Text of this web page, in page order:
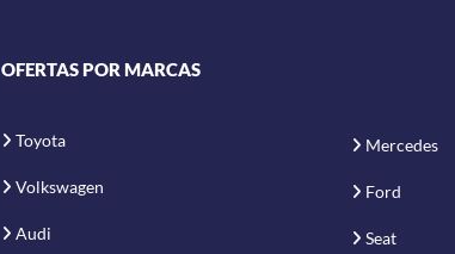
OFERTAS POR MARCAS
Toyota
Volkswagen
Audi
Mercedes
Ford
Seat